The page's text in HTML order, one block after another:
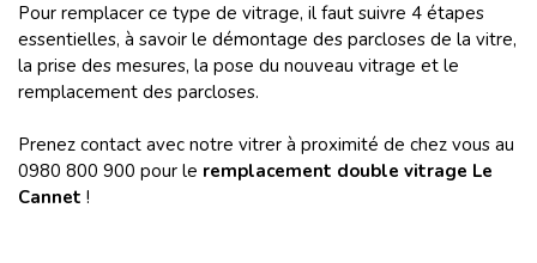
Pour remplacer ce type de vitrage, il faut suivre 4 étapes
essentielles, à savoir le démontage des parcloses de la vitre,
la prise des mesures, la pose du nouveau vitrage et le
remplacement des parcloses.
Prenez contact avec notre vitrer à proximité de chez vous au
0980 800 900 pour le remplacement double vitrage Le
Cannet !